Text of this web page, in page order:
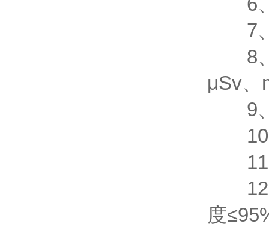
7、
8、
μSv、
9、
10、
11
12、
度